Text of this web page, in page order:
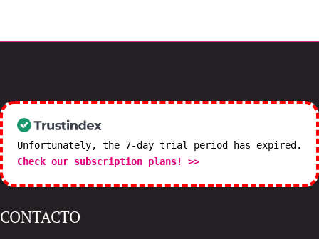
Unfortunately, the 7-day trial period has expired.
Check our subscription plans! >>
CONTACTO